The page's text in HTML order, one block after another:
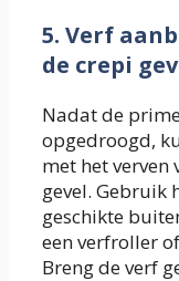
5. Verf
de crepi
Nadat de
opgedroogd,
met het verven
gevel. Gebruik
geschikte
een verfroller
Breng de verf